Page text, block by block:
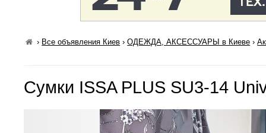
› Все объявления Киев ›ОДЕЖДА, АКСЕССУАРЫ в Киеве ›
Сумки ISSA PLUS SU3-14